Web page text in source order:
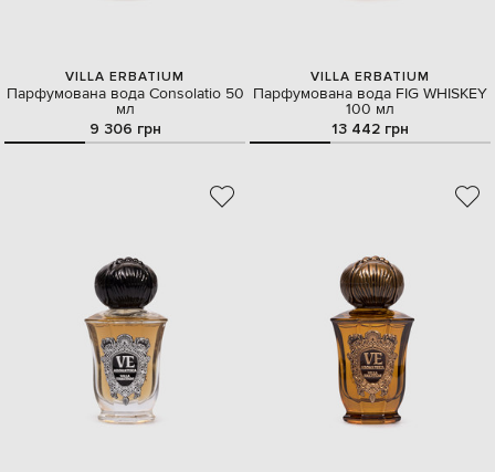
VILLA ERBATIUM
Парфумована вода Consolatio 50
мл
9 306 грн
VILLA ERBATIUM
Парфумована вода FIG WHISKEY
100 мл
13 442 грн